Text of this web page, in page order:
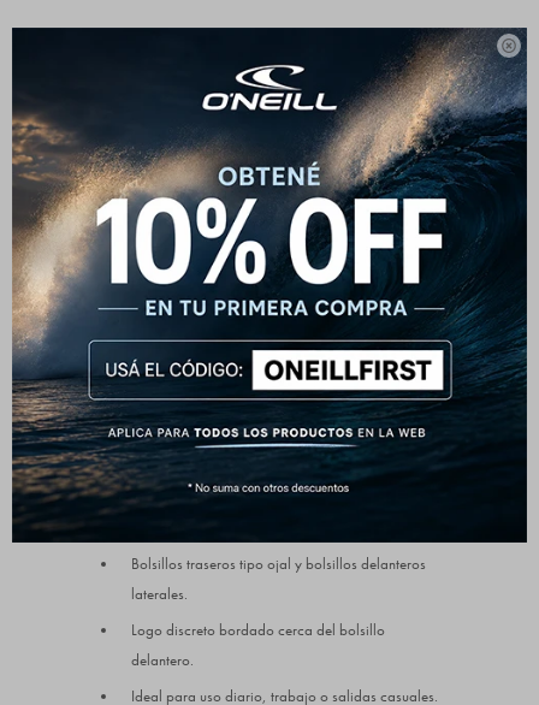

Este pantalón ofrece una silueta clásica con el sello
moderno de O'Neill. Su corte recto, cintura con elástico
trasero y tejido suave lo convierten en una opción
cómoda y adaptable. Ideal para quienes buscan una
prenda que funcione tanto para salidas informales como
para un look arreglado pero relajado.
Elegancia sin esfuerzo
Podés combinarlo con remeras, camisas o buzos para
distintas ocasiones: desde un día de oficina hasta una
salida de fin de semana. Su color sobrio y corte limpio lo
hacen una base infalible para tu vestuario.
Características destacadas:
Corte recto con cintura semi-elástica para mejor
ajuste.
Bolsillos traseros tipo ojal y bolsillos delanteros
laterales.
Logo discreto bordado cerca del bolsillo
delantero.
Ideal para uso diario, trabajo o salidas casuales.